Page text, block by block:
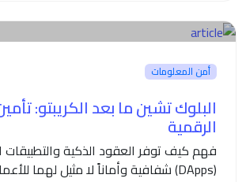
أمن المعلومات
البلوك تشين ما بعد الكريبتو:
الرقمية
فهم كيف توفر العقود الذكية والتطبيقات
(DApps) شفافية وأماناً لا مثيل لهما للأعمال.